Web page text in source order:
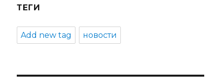
ТЕГИ
Add new tag новости